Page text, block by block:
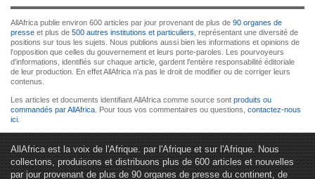
AllAfrica publie environ 600 articles par jour provenant de plus de 90 organes de
presse et plus de 500 autres institutions et particuliers , représentant une diversité de
positions sur tous les sujets. Nous publions aussi bien les informations et opinions de
l'opposition que celles du gouvernement et leurs porte-paroles. Les pourvoyeurs
d'informations, identifiés sur chaque article, gardent l'entière responsabilité éditoriale
de leur production. En effet AllAfrica n'a pas le droit de modifier ou de corriger leurs
contenus.
Les articles et documents identifiant AllAfrica comme source sont produits ou
commandés par AllAfrica . Pour tous vos commentaires ou questions, contactez-nous
ici
AllAfrica est la voix de l'Afrique. par l'Afrique et sur l'Afrique. Nous
collectons, produisons et distribuons plus de 600 articles et nouvelles
par jour provenant de plus de 90 organes de presse du continent, de